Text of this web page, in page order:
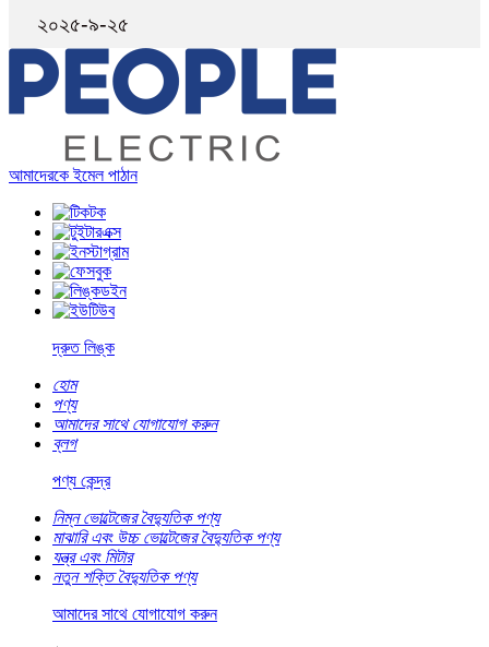
২০২৫-৯-২৫
আমাদেরকে ইমেল পাঠান
দ্রুত লিঙ্ক
হোম
পণ্য
আমাদের সাথে যোগাযোগ করুন
ব্লগ
পণ্য কেন্দ্র
নিম্ন ভোল্টেজের বৈদ্যুতিক পণ্য
মাঝারি এবং উচ্চ ভোল্টেজের বৈদ্যুতিক পণ্য
যন্ত্র এবং মিটার
নতুন শক্তি বৈদ্যুতিক পণ্য
আমাদের সাথে যোগাযোগ করুন